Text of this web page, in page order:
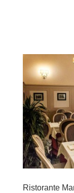
Ristorante